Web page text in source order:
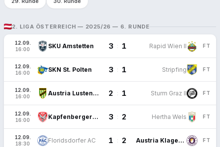
2. LIGA ÖSTERREICH — 2025/26 — 6. RUNDE
12.09.
16:00
SKU Amstetten 3 : 1 Rapid Wien II FT
12.09.
16:00
SKN St. Polten 3 : 1 Stripfing FT
12.09.
16:00
Austria Lustenau 2 : 1 Sturm Graz II FT
12.09.
16:00
Kapfenberger SV 3 : 2 Hertha Wels FT
12.09.
18:30
Floridsdorfer AC 1 : 2 Austria Klagenfurt FT